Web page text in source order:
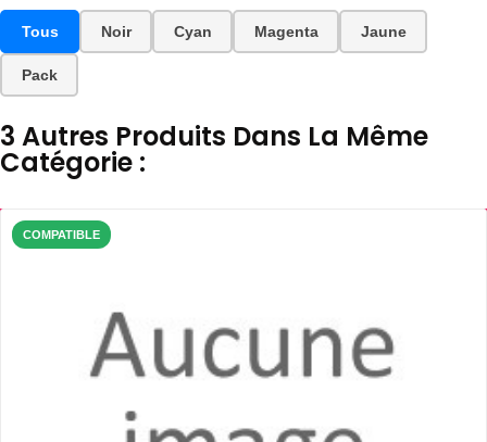
Tous Noir Cyan Magenta Jaune
Pack
3 Autres Produits Dans La Même
Catégorie :
COMPATIBLE